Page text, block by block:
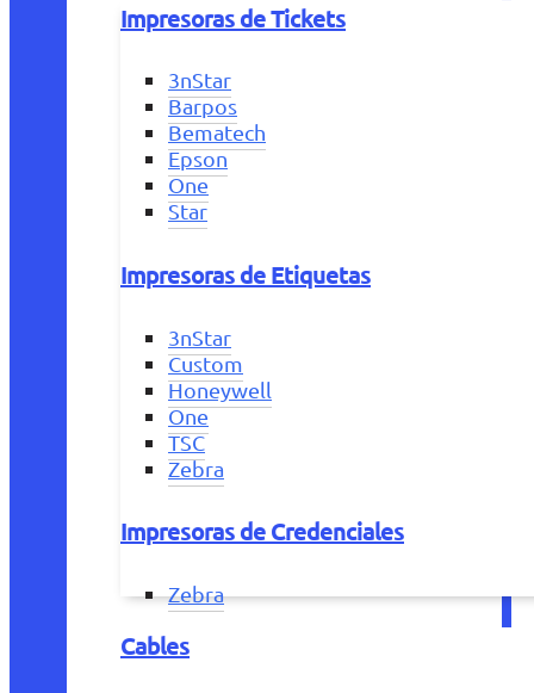
Impresoras de Tickets
3nStar
Barpos
Bematech
Epson
One
Star
Impresoras de Etiquetas
3nStar
Custom
Honeywell
One
TSC
Zebra
Impresoras de Credenciales
Zebra
Cables